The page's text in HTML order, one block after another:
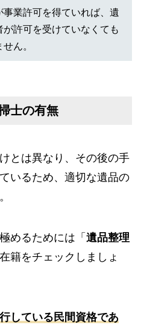
事業許可を得ていれば、遺
が許可を受けていなくても
ん。
士の有無
とは異なり、その後の手
いるため、適切な遺品の
めるためには「 遺品整理
籍をチェックしましょ
している民間資格であ